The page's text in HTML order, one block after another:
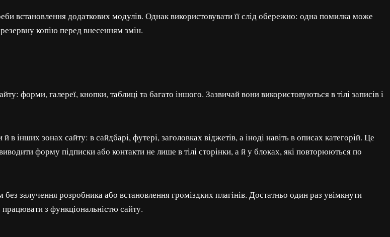
встановлення додаткових модулів. Однак використовувати її слід обережно: одна помилка може
копію перед внесенням змін.
форми, галереї, кнопки, таблиці та багато іншого. Зазвичай вони використовуються в тілі записів і
інших зонах сайту: в сайдбарі, футері, заголовках віджетів, а іноді навіть в описах категорій. Це
форму підписки або контакти не лише в тілі сторінки, а й у блоках, які повторюються по
залучення розробника або встановлення громіздких плагінів. Достатньо один раз увімкнути
з функціональністю сайту.